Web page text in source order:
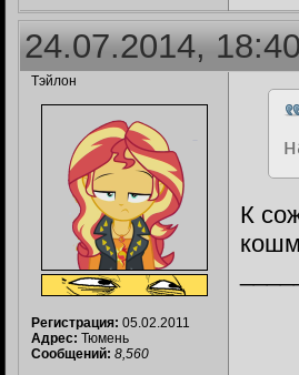
24.07.2014,
Тэйлон
Регистрация: 05.02.2011
Адрес: Тюмень
Сообщений: 8,560
К